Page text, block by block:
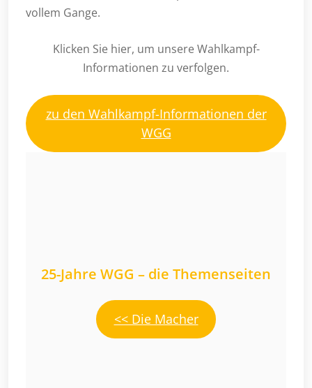
vollem Gange.
Klicken Sie hier, um unsere Wahlkampf-
Informationen zu verfolgen.
zu den Wahlkampf-Informationen der
WGG
25-Jahre WGG – die Themenseiten
<< Die Macher